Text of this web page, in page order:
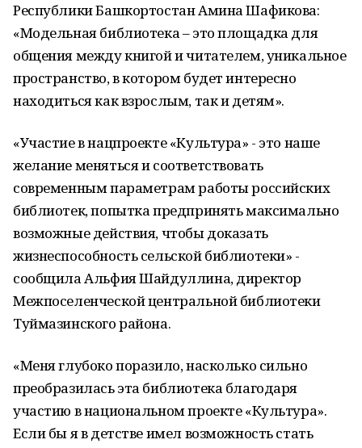
Республики Башкортостан Амина Шафикова:
«Модельная библиотека – это площадка для
общения между книгой и читателем, уникальное
пространство, в котором будет интересно
находиться как взрослым, так и детям».
«Участие в нацпроекте «Культура» - это наше
желание меняться и соответствовать
современным параметрам работы российских
библиотек, попытка предпринять максимально
возможные действия, чтобы доказать
жизнеспособность сельской библиотеки» -
сообщила Альфия Шайдуллина, директор
Межпоселенческой центральной библиотеки
Туймазинского района.
«Меня глубоко поразило, насколько сильно
преобразилась эта библиотека благодаря
участию в национальном проекте «Культура».
Если бы я в детстве имел возможность стать